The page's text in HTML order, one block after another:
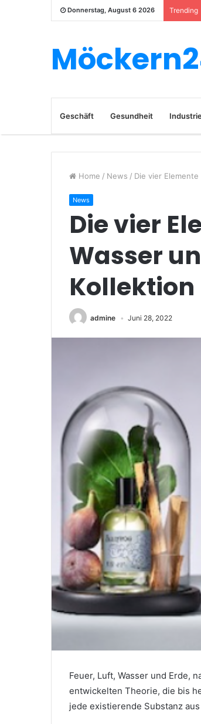
Donnerstag, August 6 2026 Trending
Geschäft Gesundheit
Home / News / Die vier
News
Die vier
Wasser
Kollektion
admine Juni 28, 2022
Feuer, Luft, Wasser und Erde,
entwickelten Theorie, die bis
jede existierende Substanz